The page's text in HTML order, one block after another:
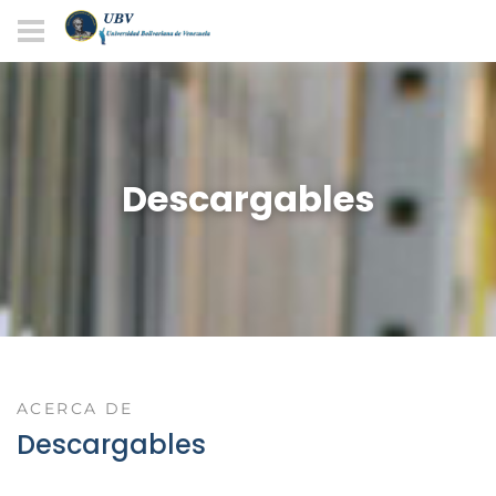
Descargables
ACERCA DE
Descargables